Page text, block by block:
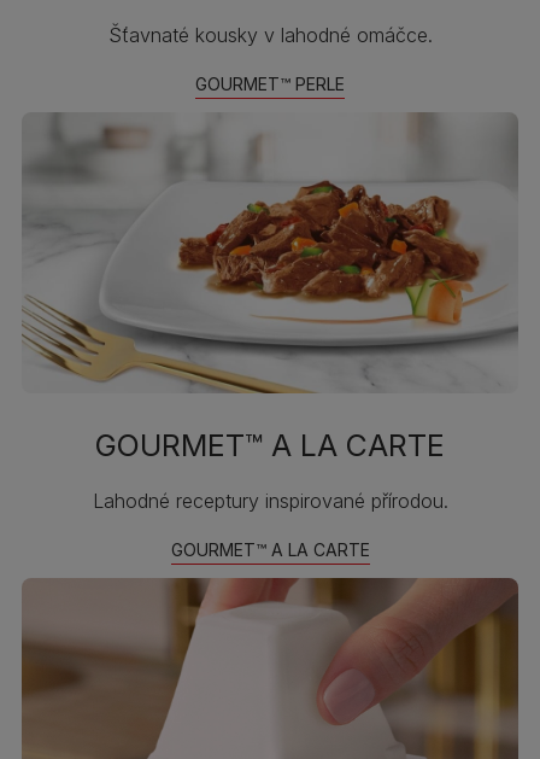
Šťavnaté kousky v lahodné omáčce.
GOURMET™ PERLE
GOURMET™ A LA CARTE
Lahodné receptury inspirované přírodou.
GOURMET™ A LA CARTE